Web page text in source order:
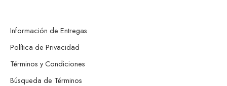
Información de Entregas
Política de Privacidad
Términos y Condiciones
Búsqueda de Términos